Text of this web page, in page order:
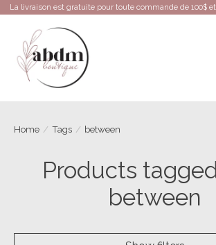
La livraison est gratuite pour toute commande de 100$
Home / Tags / between
Products
between